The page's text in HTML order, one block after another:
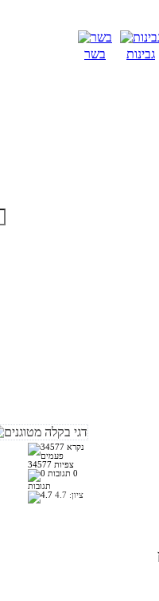
בשר גבינות
34577 צפיות
0
תגובות
ציון: 4.7